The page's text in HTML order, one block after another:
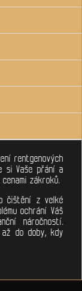
rentgenových
si Vaše přání a
zákroků.
čištění z velké
ochrání Váš
náročností.
do doby, kdy